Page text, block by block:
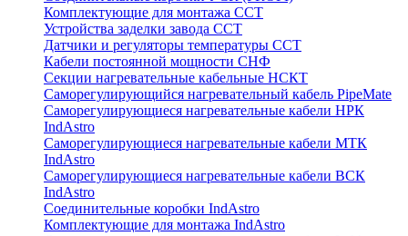
Комплектующие для монтажа ССТ
Устройства заделки завода ССТ
Датчики и регуляторы температуры ССТ
Кабели постоянной мощности СНФ
Секции нагревательные кабельные НСКТ
Саморегулирующийся нагревательный кабель PipeMate
Саморегулирующиеся нагревательные кабели НРК
IndAstro
Саморегулирующиеся нагревательные кабели МТК
IndAstro
Саморегулирующиеся нагревательные кабели ВСК
IndAstro
Соединительные коробки IndAstro
Комплектующие для монтажа IndAstro